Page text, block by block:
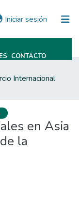
Iniciar sesión (current)
CONTACTO
Internacional
en Asia
la